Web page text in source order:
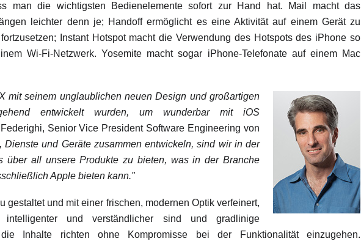
man die wichtigsten Bedienelemente sofort zur Hand hat. Mail macht das
leichter denn je; Handoff ermöglicht es eine Aktivität auf einem Gerät zu
Instant Hotspot macht die Verwendung des Hotspots des iPhone so
Wi-Fi-Netzwerk. Yosemite macht sogar iPhone-Telefonate auf einem Mac
mit seinem unglaublichen neuen Design und großartigen
entwickelt wurden, um wunderbar mit iOS
Senior Vice President Software Engineering von
Dienste und Geräte zusammen entwickeln, sind wir in der
über all unsere Produkte zu bieten, was in der Branche
Apple bieten kann."
gestaltet und mit einer frischen, modernen Optik verfeinert,
und verständlicher sind und gradlinige
Inhalte richten ohne Kompromisse bei der Funktionalität einzugehen.